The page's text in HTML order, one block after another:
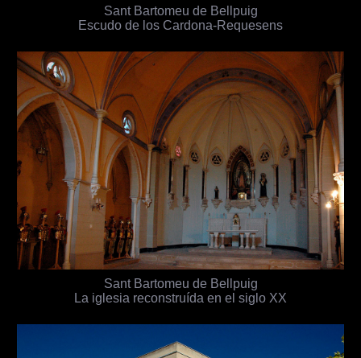
Sant Bartomeu de Bellpuig
Escudo de los Cardona-Requesens
Sant Bartomeu de Bellpuig
La iglesia reconstruída en el siglo XX